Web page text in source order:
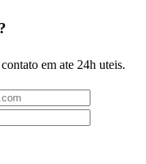
em ate 24h uteis.